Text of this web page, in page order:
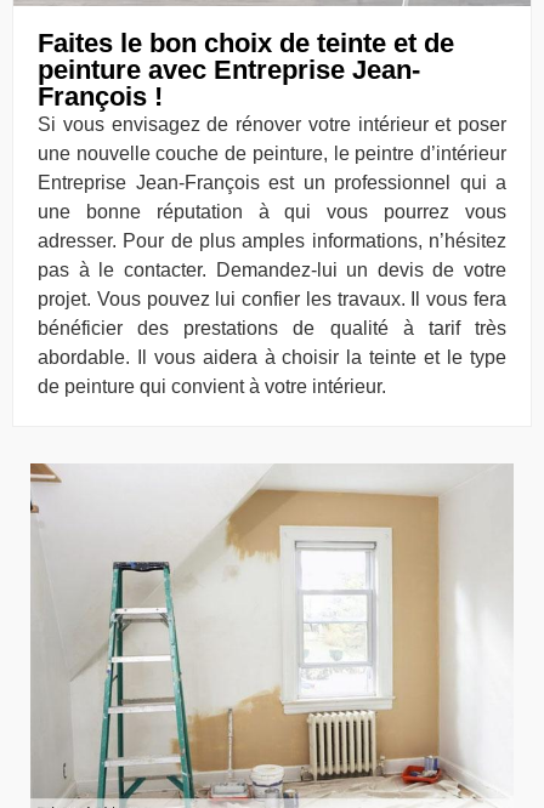
Faites le bon choix de teinte et de
peinture avec Entreprise Jean-
François !
Si vous envisagez de rénover votre intérieur et poser
une nouvelle couche de peinture, le peintre d’intérieur
Entreprise Jean-François est un professionnel qui a
une bonne réputation à qui vous pourrez vous
adresser. Pour de plus amples informations, n’hésitez
pas à le contacter. Demandez-lui un devis de votre
projet. Vous pouvez lui confier les travaux. Il vous fera
bénéficier des prestations de qualité à tarif très
abordable. Il vous aidera à choisir la teinte et le type
de peinture qui convient à votre intérieur.